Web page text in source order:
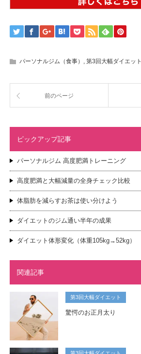
パーソナルジム（食事） , 第3回大幅ダイエット
前のページ
ピックアップ記事
パーソナルジム 高度肥満トレーニング
高度肥満と大幅減量の全身チェック比較
体脂肪を減らすお茶は使い分けよう
ダイエットのジム通い半年の成果
ダイエット体形変化（体重105kg→52kg）
関連記事
第3回大幅ダイエット
驚愕のお正月太り